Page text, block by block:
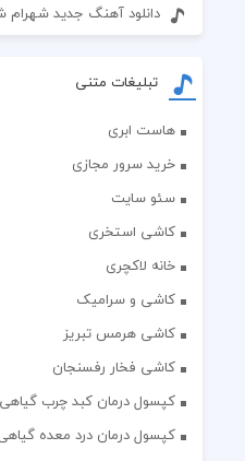
دانلود آهنگ جدید شهرام
تبلیغات متنی
هاست ابری
خرید سرور مجازی
سئو سایت
کاشی استخری
خانه لاکچری
کاشی و سرامیک
کاشی هرمس تبریز
کاشی فخار رفسنجان
کپسول درمان کبد چرب گیاهی
کپسول درمان درد معده